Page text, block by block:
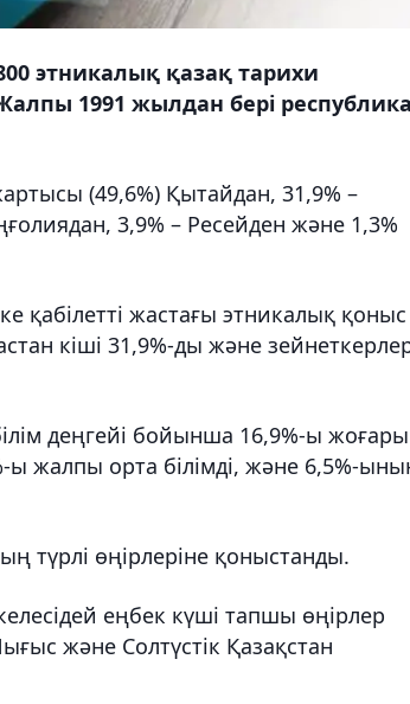
этникалық қазақ тарихи
1991 жылдан бері
(49,6%) Қытайдан, 31,9% –
3,9% – Ресейден және 1,3%
жастағы этникалық қоныс
кіші 31,9%-ды және
деңгейі бойынша 16,9%-ы жоғары
ы жалпы орта білімді, және 6,5%-
түрлі өңірлеріне қоныстанды.
еңбек күші тапшы өңірлер
және Солтүстік Қазақстан